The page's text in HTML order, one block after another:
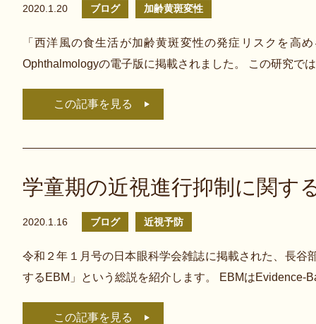
2020.1.20 ブログ 加齢黄斑変性
「西洋風の食生活が加齢黄斑変性の発症リスクを高
Ophthalmologyの電子版に掲載されました。 この研究で
この記事を見る
学童期の近視進行抑制に関す
2020.1.16 ブログ 近視予防
令和２年１月号の日本眼科学会雑誌に掲載された、長谷
するEBM」という総説を紹介します。 EBMはEvidence-
この記事を見る